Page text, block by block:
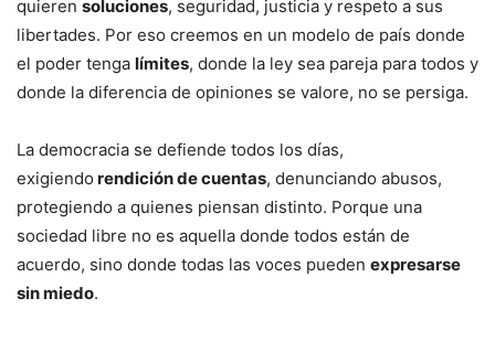
quieren soluciones, seguridad, justicia y respeto a sus
libertades. Por eso creemos en un modelo de país donde
el poder tenga límites, donde la ley sea pareja para todos y
donde la diferencia de opiniones se valore, no se persiga.
La democracia se defiende todos los días,
exigiendo rendición de cuentas, denunciando abusos,
protegiendo a quienes piensan distinto. Porque una
sociedad libre no es aquella donde todos están de
acuerdo, sino donde todas las voces pueden expresarse
sin miedo.